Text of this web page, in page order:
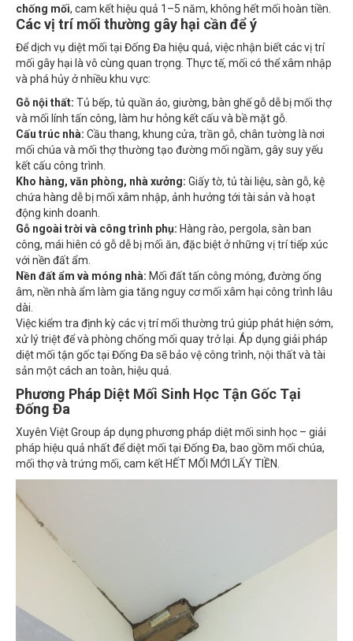
Các vị trí mối thường gây hại cần để ý
mối gây hại là vô cùng quan trọng. Thực tế, mối có thể xâm nhập
và phá hủy ở nhiều khu vực:
và mối lính tấn công, làm hư hỏng kết cấu và bề mặt gỗ.
Cấu trúc nhà:Cầu thang, khung cửa, trần gỗ, chân tường là nơi
mối chúa và mối thợ thường tạo đường mối ngầm, gây suy yếu
kết cấu công trình.
Kho hàng, văn phòng, nhà xưởng:
chứa hàng dễ bị mối xâm nhập, ảnh hưởng tới tài sản và hoạt
động kinh doanh.
Gỗ ngoài trời và công trình phụ:
công, mái hiên có gỗ dễ bị mối ăn, đặc biệt ở những vị trí tiếp xúc
với nền đất ẩm.
Nền đất ẩm và móng nhà:
âm, nền nhà ẩm làm gia tăng nguy cơ mối xâm hại công trình lâu
dài.
Việc kiểm tra định kỳ các vị trí mối thường trú giúp phát hiện sớm,
xử lý triệt để và phòng chống mối quay trở lại. Áp dụng giải pháp
diệt mối tận gốc tại Đống Đa sẽ bảo vệ công trình, nội thất và tài
sản một cách an toàn, hiệu quả.
Phương Pháp Diệt Mối Sinh Học Tận Gốc Tại
Đống Đa
pháp hiệu quả nhất để diệt mối tại Đống Đa, bao gồm mối chúa,
mối thợ và trứng mối, cam kết HẾT MỐI MỚI LẤY TIỀN.